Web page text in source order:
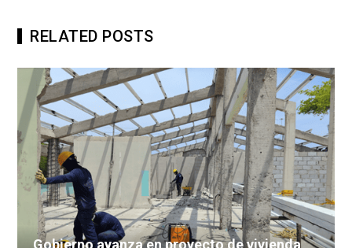
RELATED POSTS
Gobierno avanza en proyecto de vivienda